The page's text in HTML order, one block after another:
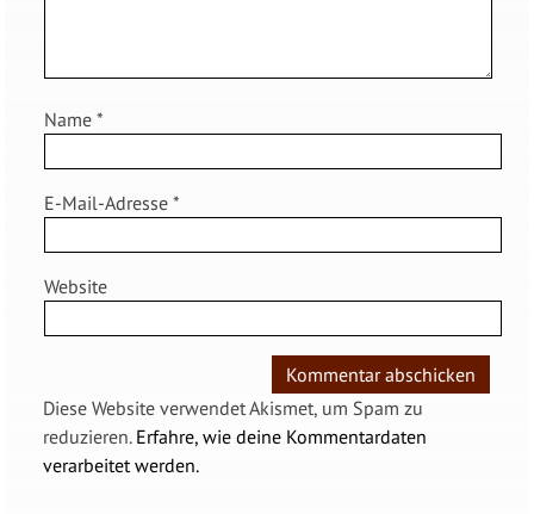
Name *
E-Mail-Adresse *
Website
Diese Website verwendet Akismet, um Spam zu
reduzieren. Erfahre, wie deine Kommentardaten
verarbeitet werden.